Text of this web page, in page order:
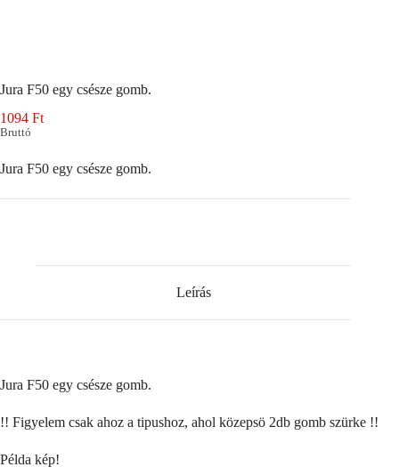
Jura F50 egy csésze gomb.
1094 Ft
Bruttó
Jura F50 egy csésze gomb.
Leírás
Jura F50 egy csésze gomb.
!! Figyelem csak ahoz a tipushoz, ahol közepsö 2db gomb szürke !!
Példa kép!